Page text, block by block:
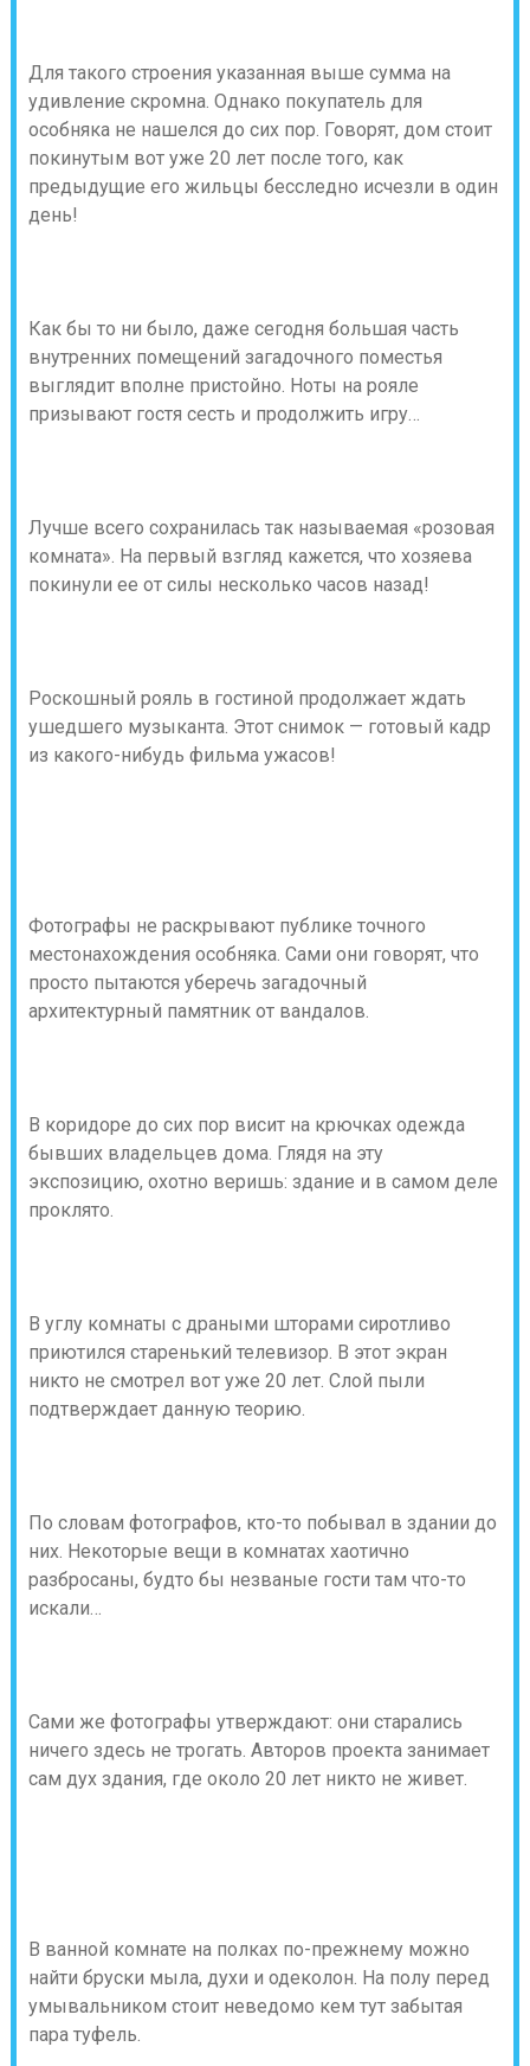
Для такого строения указанная выше сумма на
удивление скромна. Однако покупатель для
особняка не нашелся до сих пор. Говорят, дом стоит
покинутым вот уже 20 лет после того, как
предыдущие его жильцы бесследно исчезли в один
день!
Как бы то ни было, даже сегодня большая часть
внутренних помещений загадочного поместья
выглядит вполне пристойно. Ноты на рояле
призывают гостя сесть и продолжить игру…
Лучше всего сохранилась так называемая «розовая
комната». На первый взгляд кажется, что хозяева
покинули ее от силы несколько часов назад!
Роскошный рояль в гостиной продолжает ждать
ушедшего музыканта. Этот снимок — готовый кадр
из какого-нибудь фильма ужасов!
Фотографы не раскрывают публике точного
местонахождения особняка. Сами они говорят, что
просто пытаются уберечь загадочный
архитектурный памятник от вандалов.
В коридоре до сих пор висит на крючках одежда
бывших владельцев дома. Глядя на эту
экспозицию, охотно веришь: здание и в самом деле
проклято.
В углу комнаты с драными шторами сиротливо
приютился старенький телевизор. В этот экран
никто не смотрел вот уже 20 лет. Слой пыли
подтверждает данную теорию.
По словам фотографов, кто-то побывал в здании до
них. Некоторые вещи в комнатах хаотично
разбросаны, будто бы незваные гости там что-то
искали…
Сами же фотографы утверждают: они старались
ничего здесь не трогать. Авторов проекта занимает
сам дух здания, где около 20 лет никто не живет.
В ванной комнате на полках по-прежнему можно
найти бруски мыла, духи и одеколон. На полу перед
умывальником стоит неведомо кем тут забытая
пара туфель.